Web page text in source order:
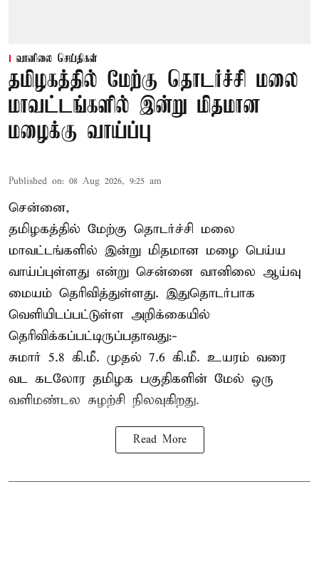
வானிலை செய்திகள்
தமிழகத்தில் மேற்கு தொடர்ச்சி மலை
மாவட்டங்களில் இன்று மிதமான
மழைக்கு வாய்ப்பு
Published on: 08 Aug 2026, 9:25 am
சென்னை,
தமிழகத்தில் மேற்கு தொடர்ச்சி மலை
மாவட்டங்களில் இன்று மிதமான மழை பெய்ய
வாய்ப்புள்ளது என்று சென்னை வானிலை ஆய்வு
மையம் தெரிவித்துள்ளது. இதுதொடர்பாக
வெளியிடப்பட்டுள்ள அறிக்கையில்
தெரிவிக்கப்பட்டிருப்பதாவது:-
சுமார் 5.8 கி.மீ. முதல் 7.6 கி.மீ. உயரம் வரை
வட கடலோர தமிழக பகுதிகளின் மேல் ஒரு
வளிமண்டல சுழற்சி நிலவுகிறது.
Read More